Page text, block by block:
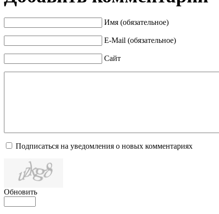
Имя (обязательное)
E-Mail (обязательное)
Сайт
Подписаться на уведомления о новых комментариях
Обновить